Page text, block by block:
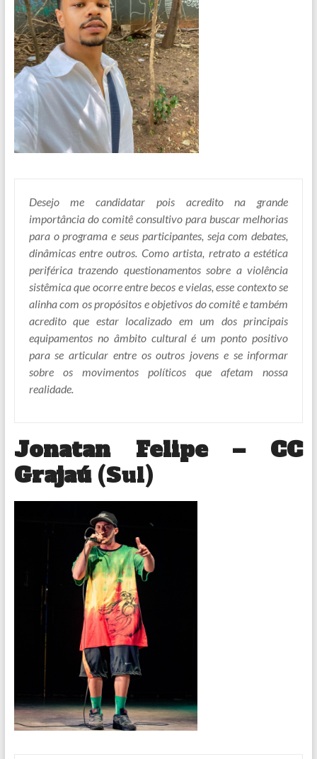
Desejo me candidatar pois acredito na grande
importância do comitê consultivo para buscar melhorias
para o programa e seus participantes, seja com debates,
dinâmicas entre outros. Como artista, retrato a estética
periférica trazendo questionamentos sobre a violência
sistêmica que ocorre entre becos e vielas, esse contexto se
alinha com os propósitos e objetivos do comitê e também
acredito que estar localizado em um dos principais
equipamentos no âmbito cultural é um ponto positivo
para se articular entre os outros jovens e se informar
sobre os movimentos políticos que afetam nossa
realidade.
Jonatan Felipe – CC
Grajaú(Sul)